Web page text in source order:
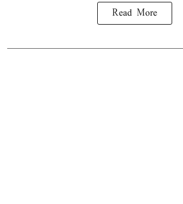
Read More